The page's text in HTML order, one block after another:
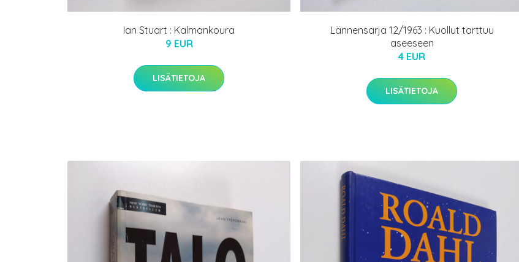
Ian Stuart : Kalmankoura
9 EUR
LISÄTIETOJA
Lännensarja 12/1963 : Kuollut tarttuu
aseeseen
4 EUR
LISÄTIETOJA